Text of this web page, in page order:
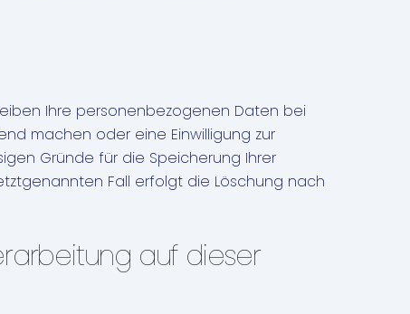
Ihre personenbezogenen Daten bei
machen oder eine Einwilligung zur
Gründe für die Speicherung Ihrer
Fall erfolgt die Löschung nach
auf dieser